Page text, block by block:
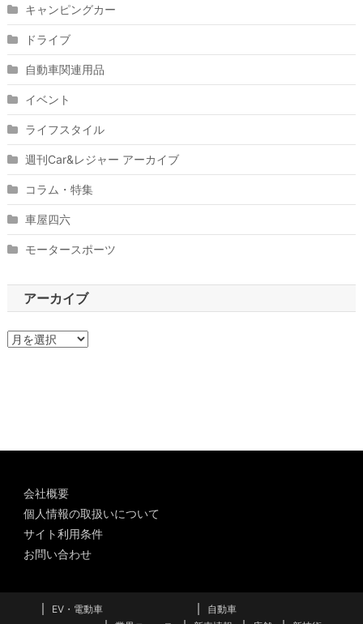
キャンピングカー
ドライブ
自動車関連用品
イベント
ライフスタイル
週刊Car&レジャー アーカイブ
コラム・特集
車屋四六
モータースポーツ
アーカイブ
ア
会社概要
個人情報の取扱いについて
サイト利用条件
お問い合わせ
EV・電動車
自動車